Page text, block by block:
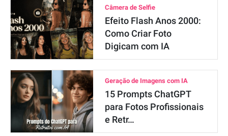
Câmera de Selfie
Efeito Flash Anos 2000:
Como Criar Foto
Digicam com IA
Geração de Imagens com IA
15 Prompts ChatGPT
para Fotos Profissionais
e Retr…